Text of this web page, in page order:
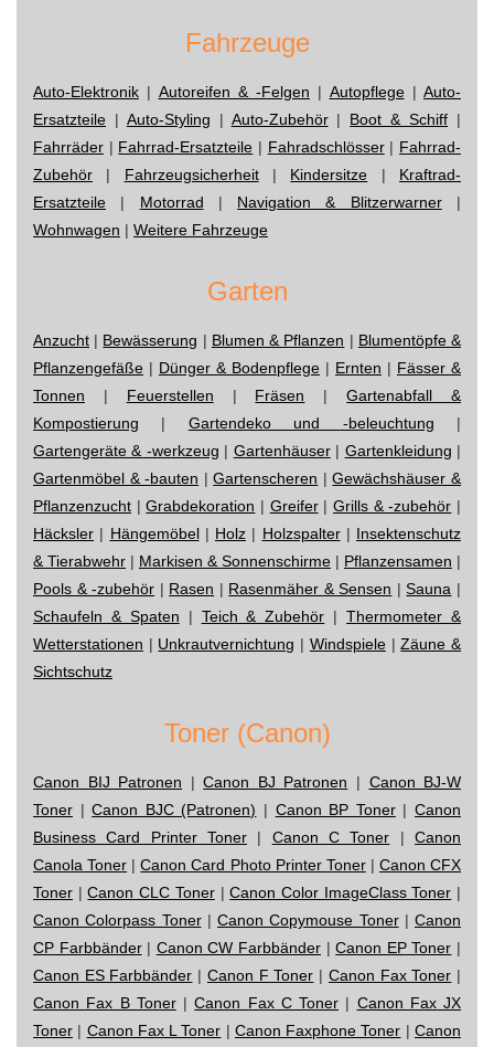
Fahrzeuge
Auto-Elektronik | Autoreifen & -Felgen | Autopflege| Auto-
Ersatzteile | Auto-Styling | Auto-Zubehör| Boot & Schiff |
Fahrräder | Fahrrad-Ersatzteile | Fahradschlösser| Fahrrad-
Zubehör | Fahrzeugsicherheit| Kindersitze | Kraftrad-
Ersatzteile | Motorrad | Navigation & Blitzerwarner|
Wohnwagen | Weitere Fahrzeuge
Garten
Anzucht | Bewässerung | Blumen & Pflanzen | Blumentöpfe &
Pflanzengefäße | Dünger & Bodenpflege | Ernten | Fässer &
Tonnen | Feuerstellen | Fräsen |Gartenabfall &
Kompostierung | Gartendeko und -beleuchtung |
Gartengeräte & -werkzeug | Gartenhäuser| Gartenkleidung |
Gartenmöbel & -bauten |Gartenscheren |Gewächshäuser &
Pflanzenzucht |Grabdekoration | Greifer|Grills & -zubehör |
Häcksler | Hängemöbel| Holz | Holzspalter| Insektenschutz
& Tierabwehr | Markisen & Sonnenschirme | Pflanzensamen |
Pools & -zubehör | Rasen | Rasenmäher & Sensen |Sauna |
Schaufeln & Spaten | Teich & Zubehör |Thermometer &
Wetterstationen | Unkrautvernichtung | Windspiele|Zäune &
Sichtschutz
Toner (Canon)
Canon BIJ Patronen |Canon BJ Patronen | Canon BJ-W
Toner |Canon BJC (Patronen) | Canon BP Toner|Canon
Business Card Printer Toner | Canon C Toner |Canon
Canola Toner |Canon Card Photo Printer Toner| Canon CFX
Toner |Canon CLC Toner|Canon Color ImageClass Toner |
Canon Colorpass Toner| Canon Copymouse Toner| Canon
CP Farbbänder| Canon CW Farbbänder |Canon EP Toner |
Canon ES Farbbänder | Canon F Toner | Canon Fax Toner |
Canon Fax B Toner|Canon Fax C Toner | Canon Fax JX
Toner | Canon Fax L Toner | Canon Faxphone Toner |Canon